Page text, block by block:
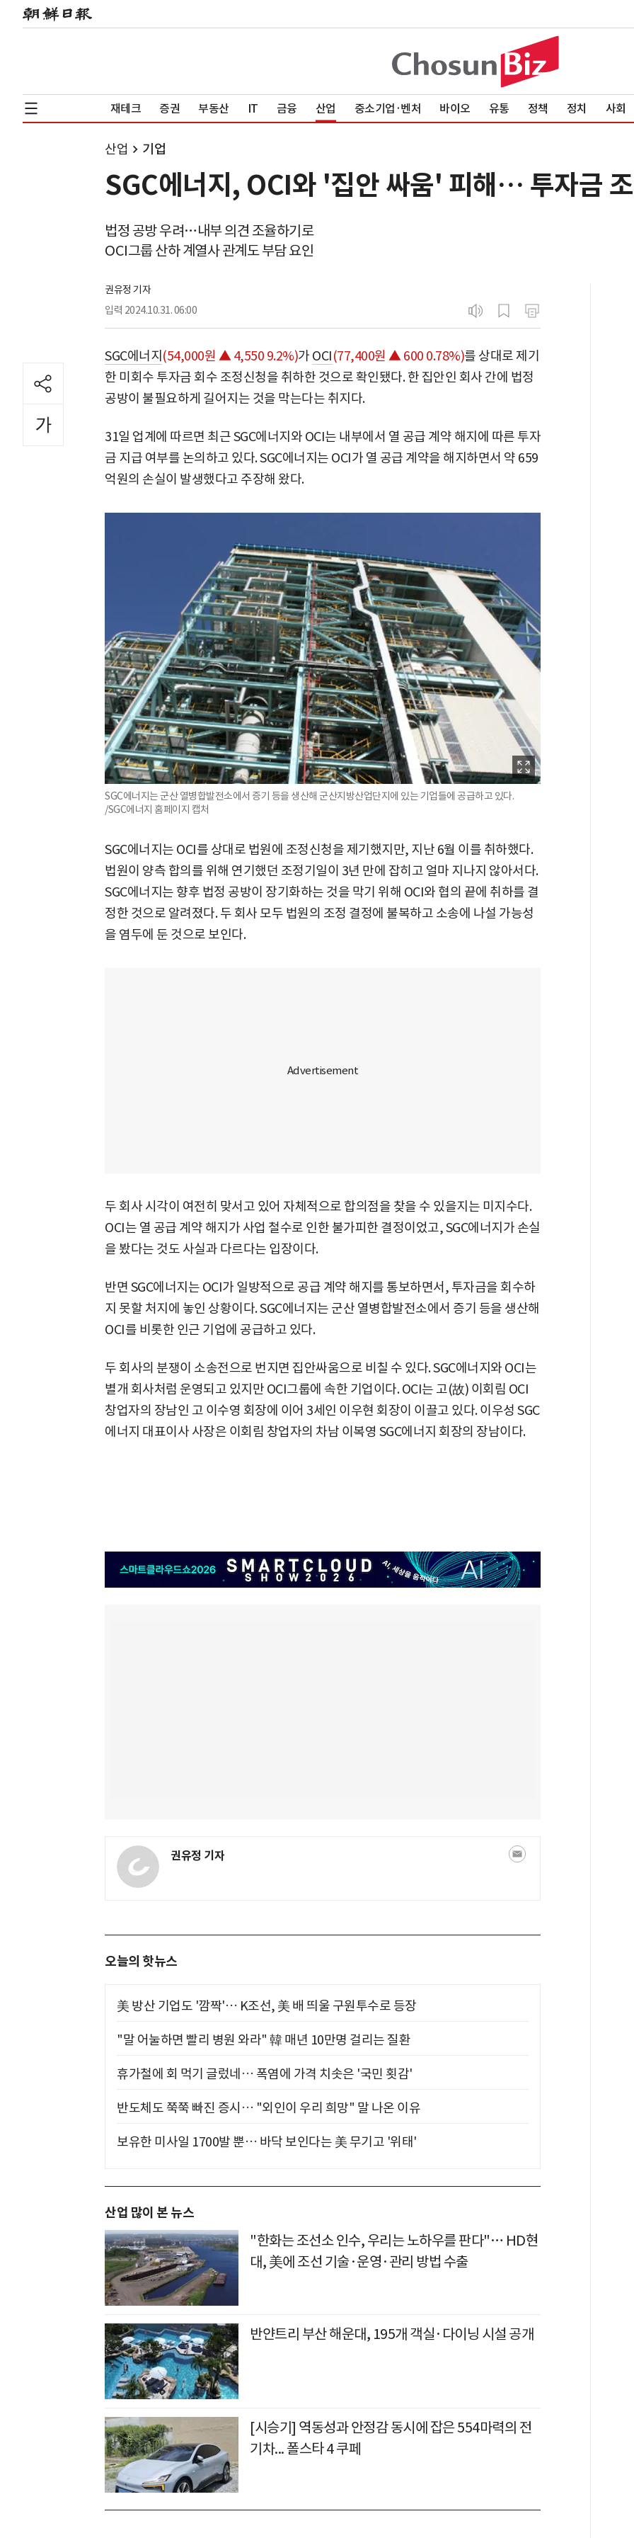
재테크 증권 부동산 IT 금융 산업 중소기업·벤처 바이오 유통 정책 정치 사회
산업 기업
SGC에너지, OCI와 '집안 싸움' 피해… 투자금
법정 공방 우려…내부 의견 조율하기로
OCI그룹 산하 계열사 관계도 부담 요인
권유정 기자
입력 2024.10.31. 06:00
SGC에너지 (54,000원 ▲ 4,550 9.2%)가 OCI(77,400원 ▲ 600 0.78%)를 상대로 제기
한 미회수 투자금 회수 조정신청을 취하한 것으로 확인됐다. 한 집안인 회사 간에 법정
공방이 불필요하게 길어지는 것을 막는다는 취지다.
31일 업계에 따르면 최근 SGC에너지와 OCI는 내부에서 열 공급 계약 해지에 따른 투자
금 지급 여부를 논의하고 있다. SGC에너지는 OCI가 열 공급 계약을 해지하면서 약 659
억원의 손실이 발생했다고 주장해 왔다.
SGC에너지는 군산 열병합발전소에서 증기 등을 생산해 군산지방산업단지에 있는 기업들에 공급하고 있다.
/SGC에너지 홈페이지 캡처
SGC에너지는 OCI를 상대로 법원에 조정신청을 제기했지만, 지난 6월 이를 취하했다.
법원이 양측 합의를 위해 연기했던 조정기일이 3년 만에 잡히고 얼마 지나지 않아서다.
SGC에너지는 향후 법정 공방이 장기화하는 것을 막기 위해 OCI와 협의 끝에 취하를 결
정한 것으로 알려졌다. 두 회사 모두 법원의 조정 결정에 불복하고 소송에 나설 가능성
을 염두에 둔 것으로 보인다.
두 회사 시각이 여전히 맞서고 있어 자체적으로 합의점을 찾을 수 있을지는 미지수다.
OCI는 열 공급 계약 해지가 사업 철수로 인한 불가피한 결정이었고, SGC에너지가 손실
을 봤다는 것도 사실과 다르다는 입장이다.
반면 SGC에너지는 OCI가 일방적으로 공급 계약 해지를 통보하면서, 투자금을 회수하
지 못할 처지에 놓인 상황이다. SGC에너지는 군산 열병합발전소에서 증기 등을 생산해
OCI를 비롯한 인근 기업에 공급하고 있다.
두 회사의 분쟁이 소송전으로 번지면 집안싸움으로 비칠 수 있다. SGC에너지와 OCI는
별개 회사처럼 운영되고 있지만 OCI그룹에 속한 기업이다. OCI는 고(故) 이회림 OCI
창업자의 장남인 고 이수영 회장에 이어 3세인 이우현 회장이 이끌고 있다. 이우성 SGC
에너지 대표이사 사장은 이회림 창업자의 차남 이복영 SGC에너지 회장의 장남이다.
권유정 기자
오늘의 핫뉴스
美 방산 기업도 '깜짝'… K조선, 美 배 띄울 구원투수로 등장
"말 어눌하면 빨리 병원 와라" 韓 매년 10만명 걸리는 질환
휴가철에 회 먹기 글렀네… 폭염에 가격 치솟은 '국민 횟감'
반도체도 쭉쭉 빠진 증시… "외인이 우리 희망" 말 나온 이유
보유한 미사일 1700발 뿐… 바닥 보인다는 美 무기고 '위태'
산업 많이 본 뉴스
"한화는 조선소 인수, 우리는 노하우를 판다"… HD현
대, 美에 조선 기술·운영·관리 방법 수출
반얀트리 부산 해운대, 195개 객실·다이닝 시설 공개
[시승기] 역동성과 안정감 동시에 잡은 554마력의 전
기차... 폴스타 4 쿠페